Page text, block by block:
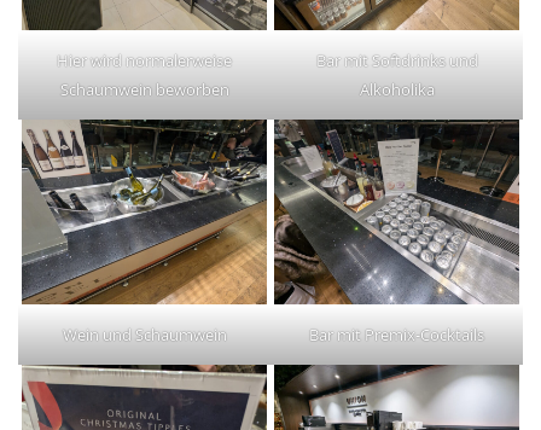
Hier wird normalerweise
Schaumwein beworben
Bar mit Softdrinks und
Alkoholika
Wein und Schaumwein Bar mit Premix-Cocktails